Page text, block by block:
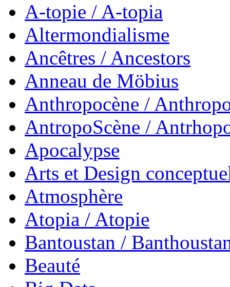
A-topie / A-topia
Altermondialisme
Ancêtres / Ancestors
Anneau de Möbius
Anthropocène /
AntropoScène /
Apocalypse
Arts et Design
Atmosphère
Atopia / Atopie
Bantoustan /
Beauté